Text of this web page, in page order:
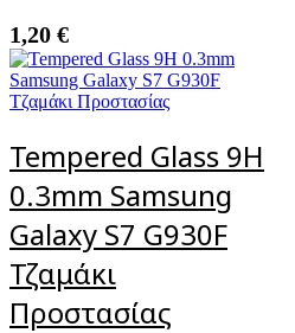
1,20 €
Tempered Glass 9H
0.3mm Samsung
Galaxy S7 G930F
Τζαμάκι
Προστασίας